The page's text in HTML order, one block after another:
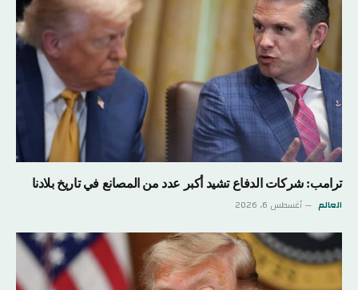
ترامب: شركات الدفاع تشيد أكبر عدد من المصانع في تاريخ بلادنا
العالم أغسطس 6, 2026